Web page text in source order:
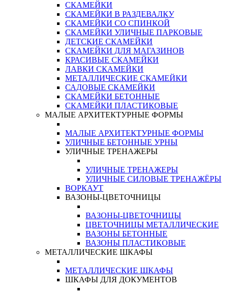
СКАМЕЙКИ
СКАМЕЙКИ В РАЗДЕВАЛКУ
СКАМЕЙКИ СО СПИНКОЙ
СКАМЕЙКИ УЛИЧНЫЕ ПАРКОВЫЕ
ДЕТСКИЕ СКАМЕЙКИ
СКАМЕЙКИ ДЛЯ МАГАЗИНОВ
КРАСИВЫЕ СКАМЕЙКИ
ЛАВКИ СКАМЕЙКИ
МЕТАЛЛИЧЕСКИЕ СКАМЕЙКИ
САДОВЫЕ СКАМЕЙКИ
СКАМЕЙКИ БЕТОННЫЕ
СКАМЕЙКИ ПЛАСТИКОВЫЕ
МАЛЫЕ АРХИТЕКТУРНЫЕ ФОРМЫ
МАЛЫЕ АРХИТЕКТУРНЫЕ ФОРМЫ
УЛИЧНЫЕ БЕТОННЫЕ УРНЫ
УЛИЧНЫЕ ТРЕНАЖЕРЫ
УЛИЧНЫЕ ТРЕНАЖЕРЫ
УЛИЧНЫЕ СИЛОВЫЕ ТРЕНАЖЁРЫ
ВОРКАУТ
ВАЗОНЫ-ЦВЕТОЧНИЦЫ
ВАЗОНЫ-ЦВЕТОЧНИЦЫ
ЦВЕТОЧНИЦЫ МЕТАЛЛИЧЕСКИЕ
ВАЗОНЫ БЕТОННЫЕ
ВАЗОНЫ ПЛАСТИКОВЫЕ
МЕТАЛЛИЧЕСКИЕ ШКАФЫ
МЕТАЛЛИЧЕСКИЕ ШКАФЫ
ШКАФЫ ДЛЯ ДОКУМЕНТОВ